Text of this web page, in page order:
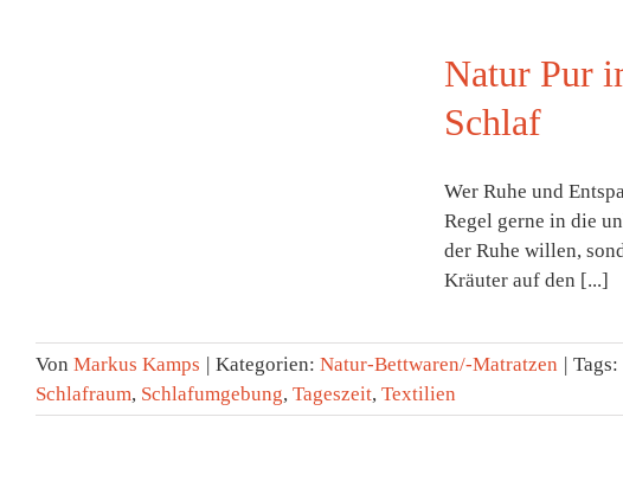
Natur Pur
Schlaf
Wer Ruhe und
Regel gerne in die
der Ruhe willen,
Kräuter auf den [...]
Von Markus Kamps | Kategorien: Natur-Bettwaren/-Matratzen | Tags:
Schlafraum, Schlafumgebung, Tageszeit, Textilien